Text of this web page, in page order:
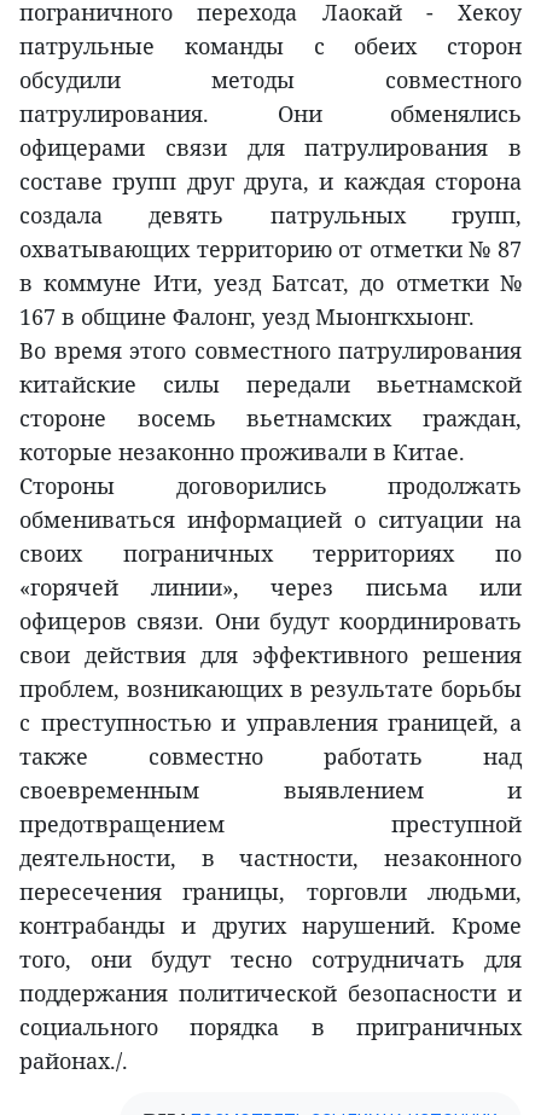
пограничного перехода Лаокай - Хекоу
патрульные команды с обеих сторон
обсудили методы совместного
патрулирования. Они обменялись
офицерами связи для патрулирования в
составе групп друг друга, и каждая сторона
создала девять патрульных групп,
охватывающих территорию от отметки № 87
в коммуне Ити, уезд Батсат, до отметки №
167 в общине Фалонг, уезд Мыонгкхыонг.
Во время этого совместного патрулирования
китайские силы передали вьетнамской
стороне восемь вьетнамских граждан,
которые незаконно проживали в Китае.
Стороны договорились продолжать
обмениваться информацией о ситуации на
своих пограничных территориях по
«горячей линии», через письма или
офицеров связи. Они будут координировать
свои действия для эффективного решения
проблем, возникающих в результате борьбы
с преступностью и управления границей, а
также совместно работать над
своевременным выявлением и
предотвращением преступной
деятельности, в частности, незаконного
пересечения границы, торговли людьми,
контрабанды и других нарушений. Кроме
того, они будут тесно сотрудничать для
поддержания политической безопасности и
социального порядка в приграничных
районах./.